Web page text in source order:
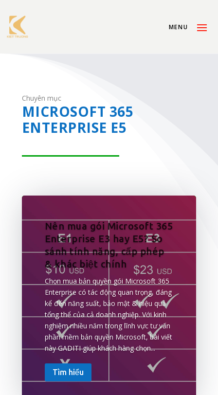
Chuyên mục
MICROSOFT 365
ENTERPRISE E5
Nên mua gói Microsoft 365
Enterprise E3 hay E5? So
sánh tính năng, cấp phép
& khác biệt chính
Chọn mua bản quyền gói Microsoft 365
Enterprise có tác động quan trọng, đáng
kể đến năng suất, bảo mật & hiệu quả
tổng thể của cả doanh nghiệp. Với kinh
nghiệm nhiều năm trong lĩnh vực tư vấn
phần mềm bản quyền Microsoft, bài viết
này GADITI giúp khách hàng chọn...
Tìm hiểu